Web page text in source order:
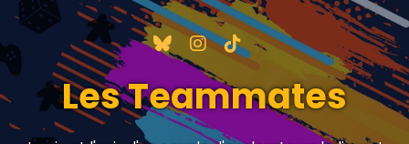
Les Teammates